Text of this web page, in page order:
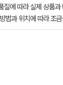
질에 따라 실제 상품
법과 위치에 따라 조